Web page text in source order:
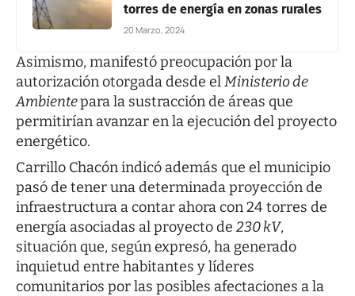
torres de energía en zonas rurales
20 Marzo, 2024
Asimismo, manifestó preocupación por la
autorización otorgada desde elMinisterio de
Ambientepara la sustracción de áreas que
permitirían avanzar en la ejecución del proyecto
energético.
Carrillo Chacón indicó además que el municipio
pasó de tener una determinada proyección de
infraestructura a contar ahora con 24 torres de
energía asociadas al proyecto de 230 kV,
situación que, según expresó, ha generado
inquietud entre habitantes y líderes
comunitarios por las posibles afectaciones a la